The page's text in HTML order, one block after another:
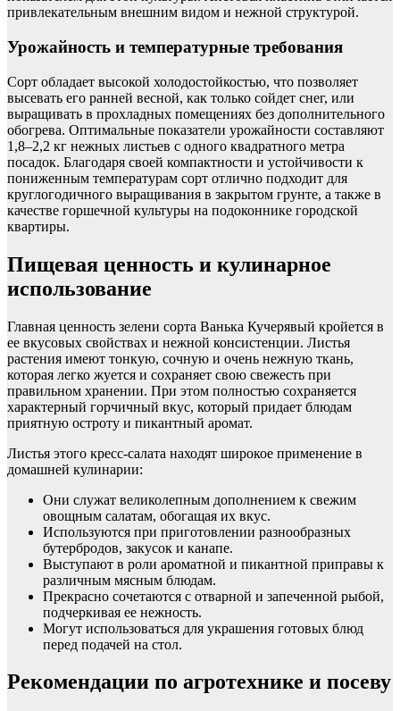
привлекательным внешним видом и нежной структурой.
Урожайность и температурные требования
Сорт обладает высокой холодостойкостью, что позволяет
высевать его ранней весной, как только сойдет снег, или
выращивать в прохладных помещениях без дополнительного
обогрева. Оптимальные показатели урожайности составляют
1,8–2,2 кг нежных листьев с одного квадратного метра
посадок. Благодаря своей компактности и устойчивости к
пониженным температурам сорт отлично подходит для
круглогодичного выращивания в закрытом грунте, а также в
качестве горшечной культуры на подоконнике городской
квартиры.
Пищевая ценность и кулинарное
использование
Главная ценность зелени сорта Ванька Кучерявый кройется в
ее вкусовых свойствах и нежной консистенции. Листья
растения имеют тонкую, сочную и очень нежную ткань,
которая легко жуется и сохраняет свою свежесть при
правильном хранении. При этом полностью сохраняется
характерный горчичный вкус, который придает блюдам
приятную остроту и пикантный аромат.
Листья этого кресс-салата находят широкое применение в
домашней кулинарии:
Они служат великолепным дополнением к свежим
овощным салатам, обогащая их вкус.
Используются при приготовлении разнообразных
бутербродов, закусок и канапе.
Выступают в роли ароматной и пикантной приправы к
различным мясным блюдам.
Прекрасно сочетаются с отварной и запеченной рыбой,
подчеркивая ее нежность.
Могут использоваться для украшения готовых блюд
перед подачей на стол.
Рекомендации по агротехнике и посеву